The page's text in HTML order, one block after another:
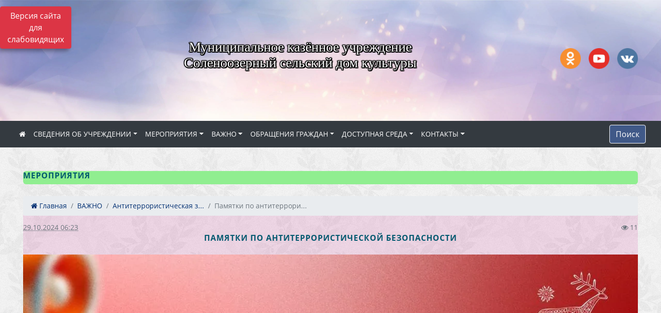
Версия сайта
для
слабовидящих
Муниципальное казённое учреждение
Соленоозерный сельский дом культуры
СВЕДЕНИЯ ОБ УЧРЕЖДЕНИИ МЕРОПРИЯТИЯ ВАЖНО ОБРАЩЕНИЯ ГРАЖДАН ДОСТУПНАЯ СРЕДА КОНТАКТЫ Поиск
МЕРОПРИЯТИЯ
Главная ВАЖНО Антитеррористическая з... Памятки по антитеррори...
29.10.2024 06:23 11
ПАМЯТКИ ПО АНТИТЕРРОРИСТИЧЕСКОЙ БЕЗОПАСНОСТИ